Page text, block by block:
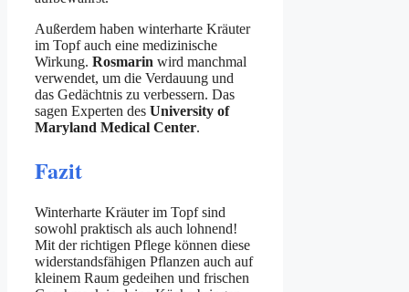
Außerdem haben winterharte Kräuter
im Topf auch eine medizinische
Wirkung. Rosmarin wird manchmal
verwendet, um die Verdauung und
das Gedächtnis zu verbessern. Das
sagen Experten des University of
Maryland Medical Center.
Fazit
Winterharte Kräuter im Topf sind
sowohl praktisch als auch lohnend!
Mit der richtigen Pflege können diese
widerstandsfähigen Pflanzen auch auf
kleinem Raum gedeihen und frischen